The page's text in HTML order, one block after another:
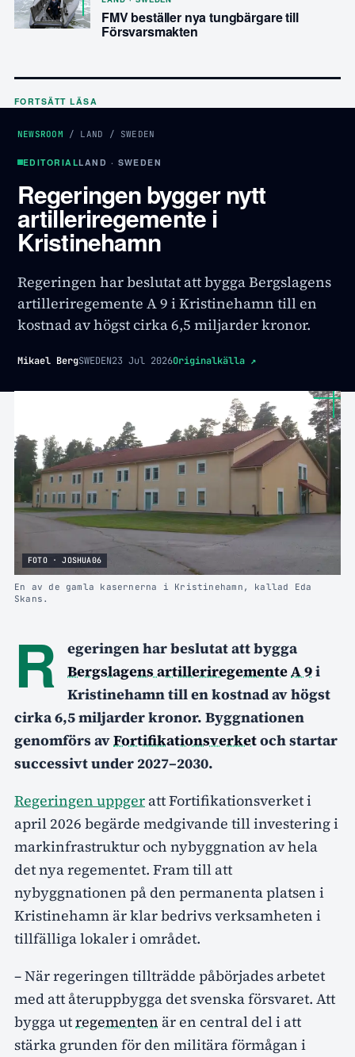
FMV beställer nya tungbärgare till
Försvarsmakten
FORTSÄTT LÄSA
NEWSROOM / LAND / SWEDEN
EDITORIALLAND · SWEDEN
Regeringen bygger nytt
artilleriregemente i
Kristinehamn
Regeringen har beslutat att bygga Bergslagens
artilleriregemente A 9 i Kristinehamn till en
kostnad av högst cirka 6,5 miljarder kronor.
Mikael BergSWEDEN23 Jul 2026Originalkälla ↗
FOTO · JOSHUA06
En av de gamla kasernerna i Kristinehamn, kallad Eda
Skans.
R
egeringen har beslutat att bygga
Bergslagens artilleriregementeA 9i
Kristinehamn till en kostnad av högst
cirka 6,5 miljarder kronor. Byggnationen
genomförs avFortifikationsverketoch startar
successivt under 2027–2030.
Regeringen uppger att Fortifikationsverket i
april 2026 begärde medgivande till investering i
markinfrastruktur och nybyggnation av hela
det nya regementet. Fram till att
nybyggnationen på den permanenta platsen i
Kristinehamn är klar bedrivs verksamheten i
tillfälliga lokaler i området.
– När regeringen tillträdde påbörjades arbetet
med att återuppbygga det svenska försvaret. Att
bygga utregementen är en central del i att
stärka grunden för den militära förmågan i